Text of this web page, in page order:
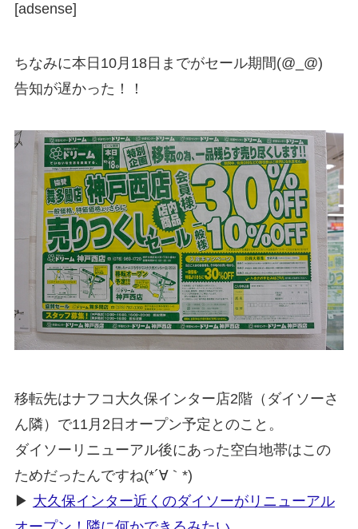
[adsense]
ちなみに本日10月18日までがセール期間(@_@)
告知が遅かった！！
移転先はナフコ大久保インター店2階（ダイソーさ
ん隣）で11月2日オープン予定とのこと。
ダイソーリニューアル後にあった空白地帯はこの
ためだったんですね(*´∀｀*)
▶ 大久保インター近くのダイソーがリニューアル